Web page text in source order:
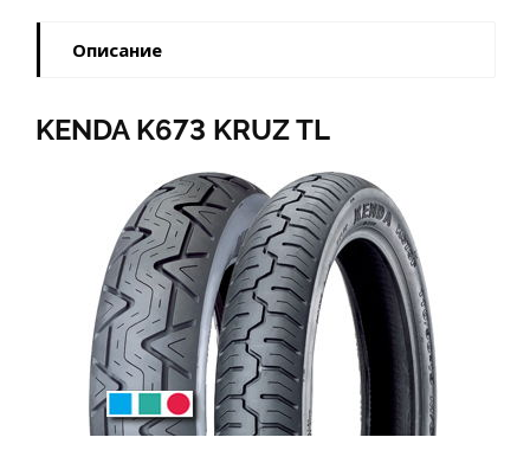
Описание
KENDA K673 KRUZ TL